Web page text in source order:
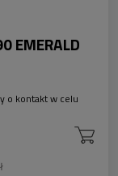
EMERALD
o kontakt w celu